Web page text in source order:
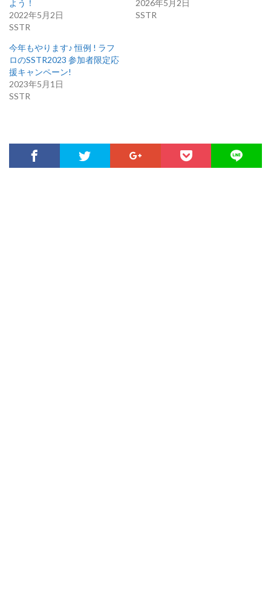
よう！
2022年5月2日
SSTR
2026年5月2日
SSTR
今年もやります♪ 恒例 ! ラフ
ロのSSTR2023 参加者限定応
援キャンペーン!
2023年5月1日
SSTR